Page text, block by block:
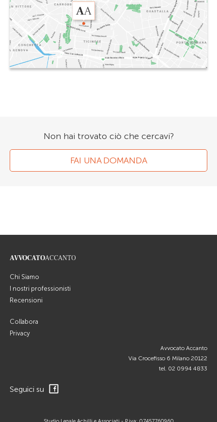
Non hai trovato ciò che cercavi?
FAI UNA DOMANDA
AVVOCATOACCANTO
Chi Siamo
I nostri professionisti
Recensioni
Collabora
Privacy
Avvocato Accanto
Via Crocefisso 6 Milano 20122
tel. 02 0994 4833
Seguici su